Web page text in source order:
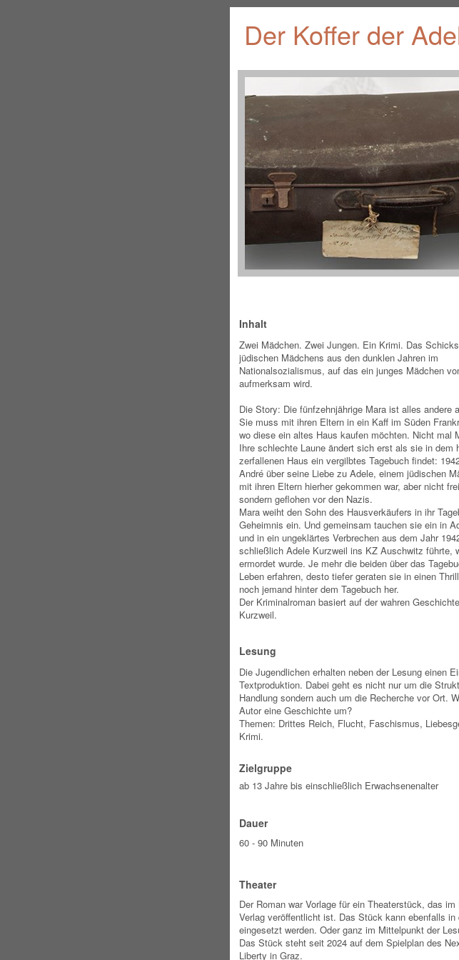
Der Koffer der
Die Jugendlichen erhalten neben der Lesung einen
Textproduktion. Dabei geht es nicht nur um die
Handlung sondern auch um die Recherche vor Ort.
Autor eine Geschichte um?
Themen: Drittes Reich, Flucht, Faschismus,
Krimi.
Lesung
ab 13 Jahre bis einschließlich Erwachsenenalter
Zielgruppe
Dauer
Theater
Der Roman war Vorlage für ein Theaterstück, das im
Verlag veröffentlicht ist. Das Stück kann ebenfalls in
eingesetzt werden. Oder ganz im Mittelpunkt der
Das Stück steht seit 2024 auf dem Spielplan des
Liberty in Graz.
60 - 90 Minuten
Inhalt
Zwei Mädchen. Zwei Jungen. Ein Krimi. Das
jüdischen Mädchens aus den dunklen Jahren im
Nationalsozialismus, auf das ein junges Mädchen
aufmerksam wird.
Die Story: Die fünfzehnjährige Mara ist alles andere
Sie muss mit ihren Eltern in ein Kaff im Süden
wo diese ein altes Haus kaufen möchten. Nicht mal
Ihre schlechte Laune ändert sich erst als sie in dem
zerfallenen Haus ein vergilbtes Tagebuch findet:
André über seine Liebe zu Adele, einem jüdischen
mit ihren Eltern hierher gekommen war, aber nicht
sondern geflohen vor den Nazis.
Mara weiht den Sohn des Hausverkäufers in ihr
Geheimnis ein. Und gemeinsam tauchen sie ein in
und in ein ungeklärtes Verbrechen aus dem Jahr
schließlich Adele Kurzweil ins KZ Auschwitz führte,
ermordet wurde. Je mehr die beiden über das
Leben erfahren, desto tiefer geraten sie in einen
noch jemand hinter dem Tagebuch her.
Der Kriminalroman basiert auf der wahren
Kurzweil.